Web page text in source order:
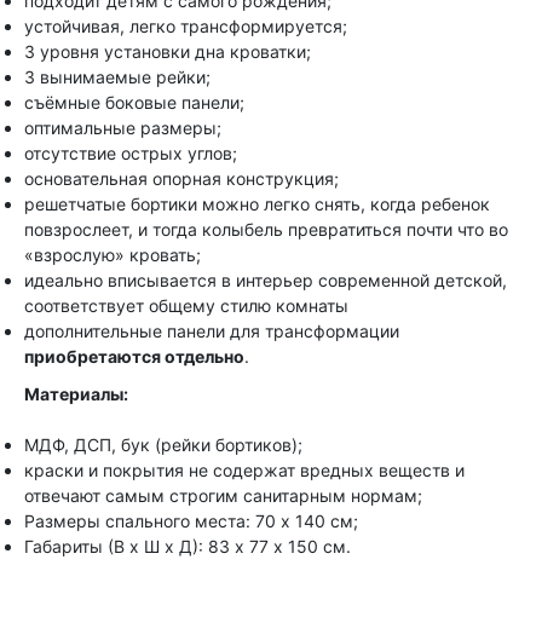
устойчивая, легко трансформируется;
3 уровня установки дна кроватки;
3 вынимаемые рейки;
съёмные боковые панели;
оптимальные размеры;
отсутствие острых углов;
основательная опорная конструкция;
решетчатые бортики можно легко снять, когда ребенок
повзрослеет, и тогда колыбель превратиться почти что во
«взрослую» кровать;
идеально вписывается в интерьер современной детской,
соответствует общему стилю комнаты
дополнительные панели для трансформации
приобретаются отдельно.
Материалы:
МДФ, ДСП, бук (рейки бортиков);
краски и покрытия не содержат вредных веществ и
отвечают самым строгим санитарным нормам;
Размеры спального места: 70 x 140 см;
Габариты (В х Ш х Д): 83 х 77 х 150 см.